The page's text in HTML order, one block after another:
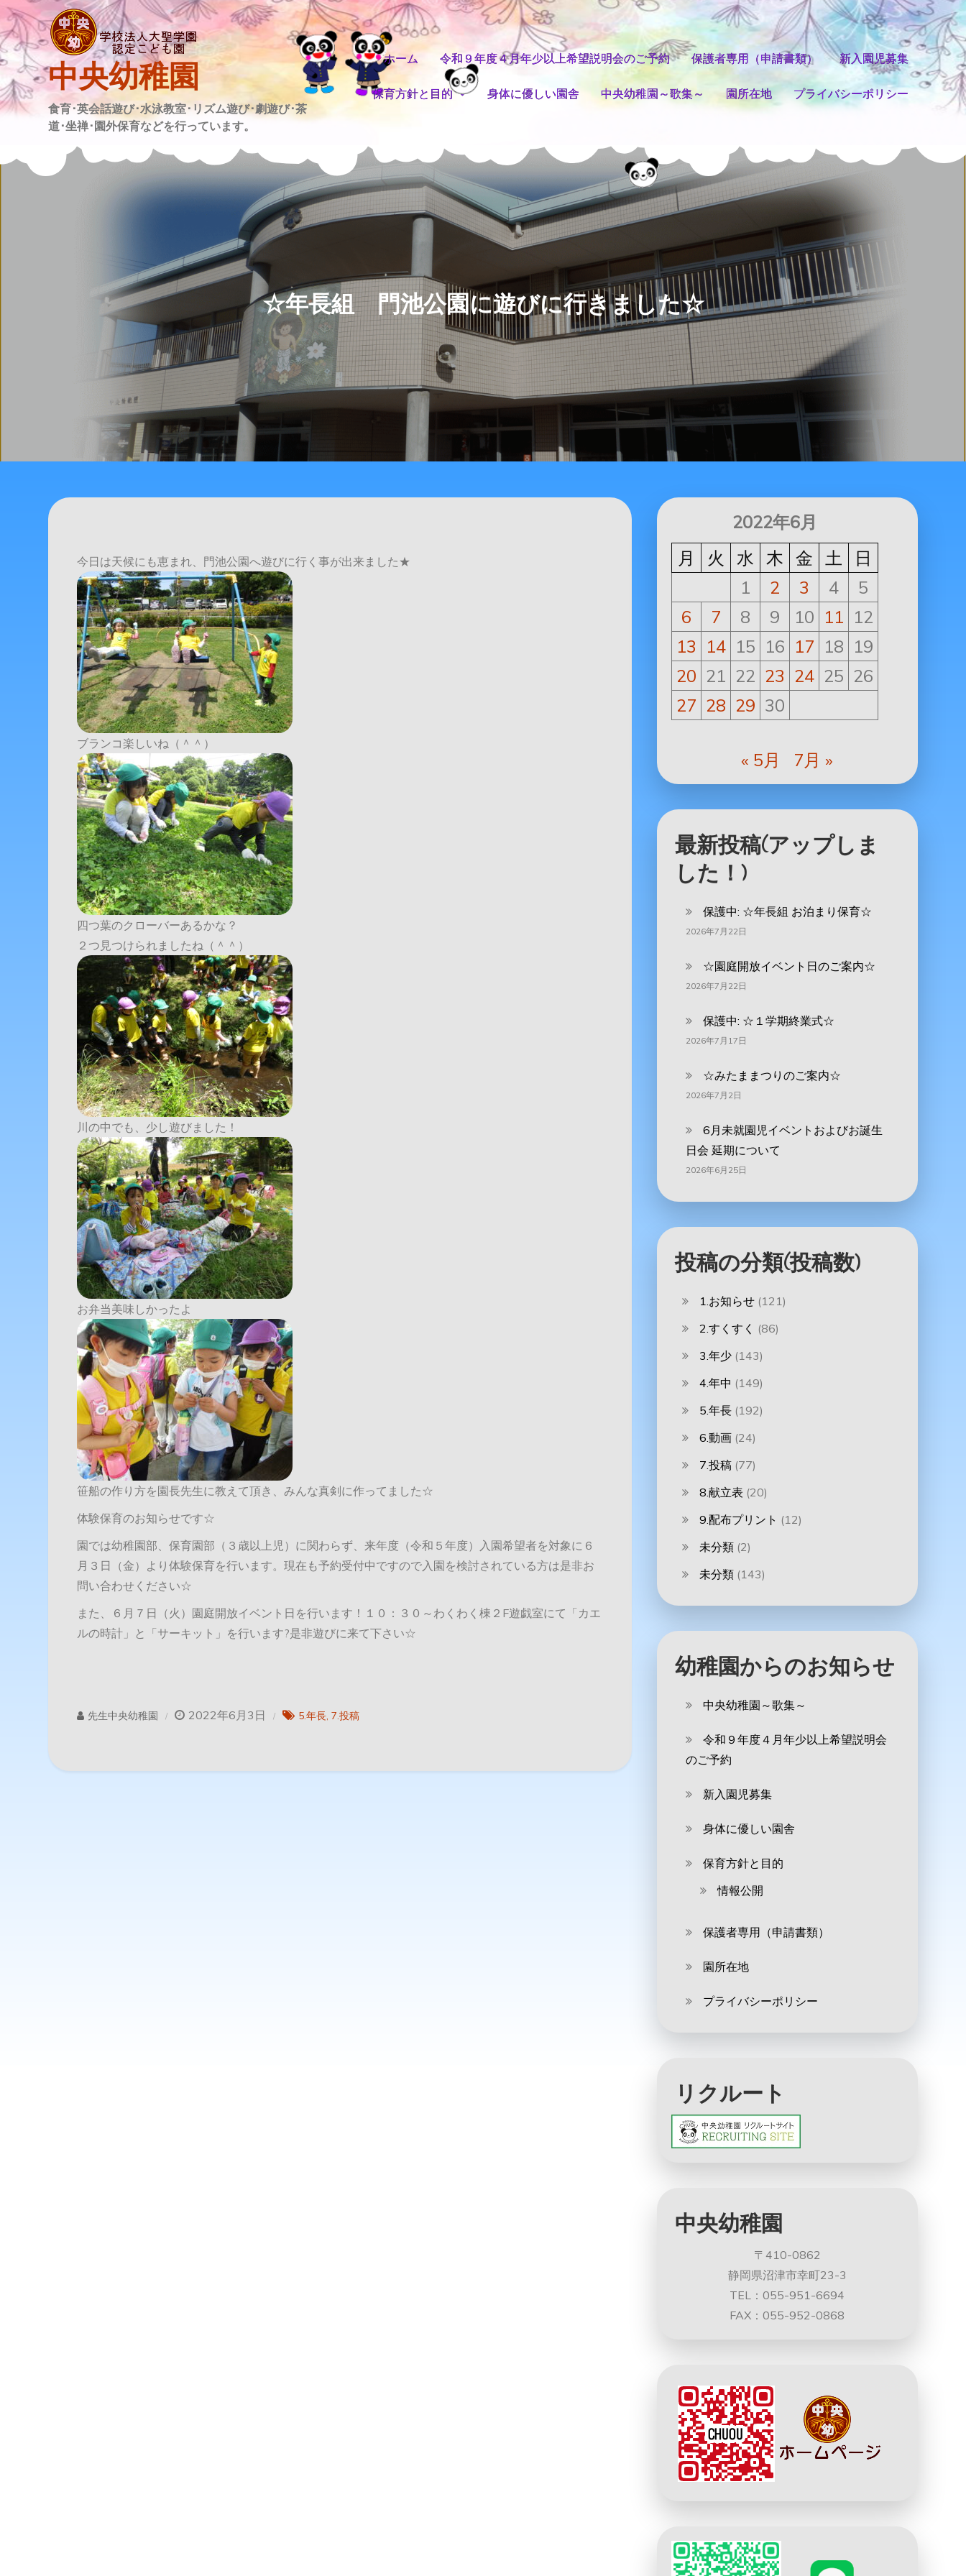
Skip
to
content
中央幼稚園
食育･英会話遊び･水泳教室･リズム遊び･劇遊び･茶
道･坐禅･園外保育などを行っています。
ホーム 令和９年度４月年少以上希望説明会のご予約 保護者専用（申請書類） 新入園児募集
保育方針と目的 身体に優しい園舎 中央幼稚園～歌集～ 園所在地 プライバシーポリシー
☆年長組 門池公園に遊びに行きました☆
今日は天候にも恵まれ、門池公園へ遊びに行く事が出来ました★
ブランコ楽しいね（＾＾）
四つ葉のクローバーあるかな？
２つ見つけられましたね（＾＾）
川の中でも、少し遊びました！
お弁当美味しかったよ
笹船の作り方を園長先生に教えて頂き、みんな真剣に作ってました☆
体験保育のお知らせです☆
園では幼稚園部、保育園部（３歳以上児）に関わらず、来年度（令和５年度）入園希望者を対象に６
月３日（金）より体験保育を行います。現在も予約受付中ですので入園を検討されている方は是非お
問い合わせください☆
また、６月７日（火）園庭開放イベント日を行います！１０：３０～わくわく棟２F遊戯室にて「カエ
ルの時計」と「サーキット」を行います?是非遊びに来て下さい☆
先生中央幼稚園 2022年6月3日 5.年長 7.投稿
2022年6月
月
火 水 木 金 土
日
1
2 3 4
5
6
7 8 9 10 11 12
13 14 15 16 17 18 19
20 21 22 23 24 25 26
27 28 29 30
« 5月 7月 »
最新投稿(アップしま
した！)
保護中: ‪☆年長組 お泊まり保育☆
2026年7月22日
☆園庭開放イベント日のご案内☆
2026年7月22日
保護中: ☆１学期終業式☆
2026年7月17日
☆みたままつりのご案内☆
2026年7月2日
6月未就園児イベントおよびお誕生
日会 延期について
2026年6月25日
投稿の分類(投稿数)
1.お知らせ(121)
2.すくすく (86)
3.年少(143)
4.年中 (149)
5.年長(192)
6.動画(24)
7.投稿(77)
8.献立表 (20)
9.配布プリント (12)
未分類(2)
未分類(143)
幼稚園からのお知らせ
中央幼稚園～歌集～
令和９年度４月年少以上希望説明会
のご予約
新入園児募集
身体に優しい園舎
保育方針と目的
情報公開
保護者専用（申請書類）
園所在地
プライバシーポリシー
リクルート
中央幼稚園
〒410-0862
静岡県沼津市幸町23-3
TEL：055-951-6694
FAX：055-952-0868